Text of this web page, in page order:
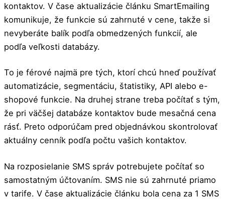
kontaktov. V čase aktualizácie článku SmartEmailing
komunikuje, že funkcie sú zahrnuté v cene, takže si
nevyberáte balík podľa obmedzených funkcií, ale
podľa veľkosti databázy.
To je férové najmä pre tých, ktorí chcú hneď používať
automatizácie, segmentáciu, štatistiky, API alebo e-
shopové funkcie. Na druhej strane treba počítať s tým,
že pri väčšej databáze kontaktov bude mesačná cena
rásť. Preto odporúčam pred objednávkou skontrolovať
aktuálny cenník podľa počtu vašich kontaktov.
Na rozposielanie SMS správ potrebujete počítať so
samostatným účtovaním. SMS nie sú zahrnuté priamo
v tarife. V čase aktualizácie článku bola cena za 1 SMS